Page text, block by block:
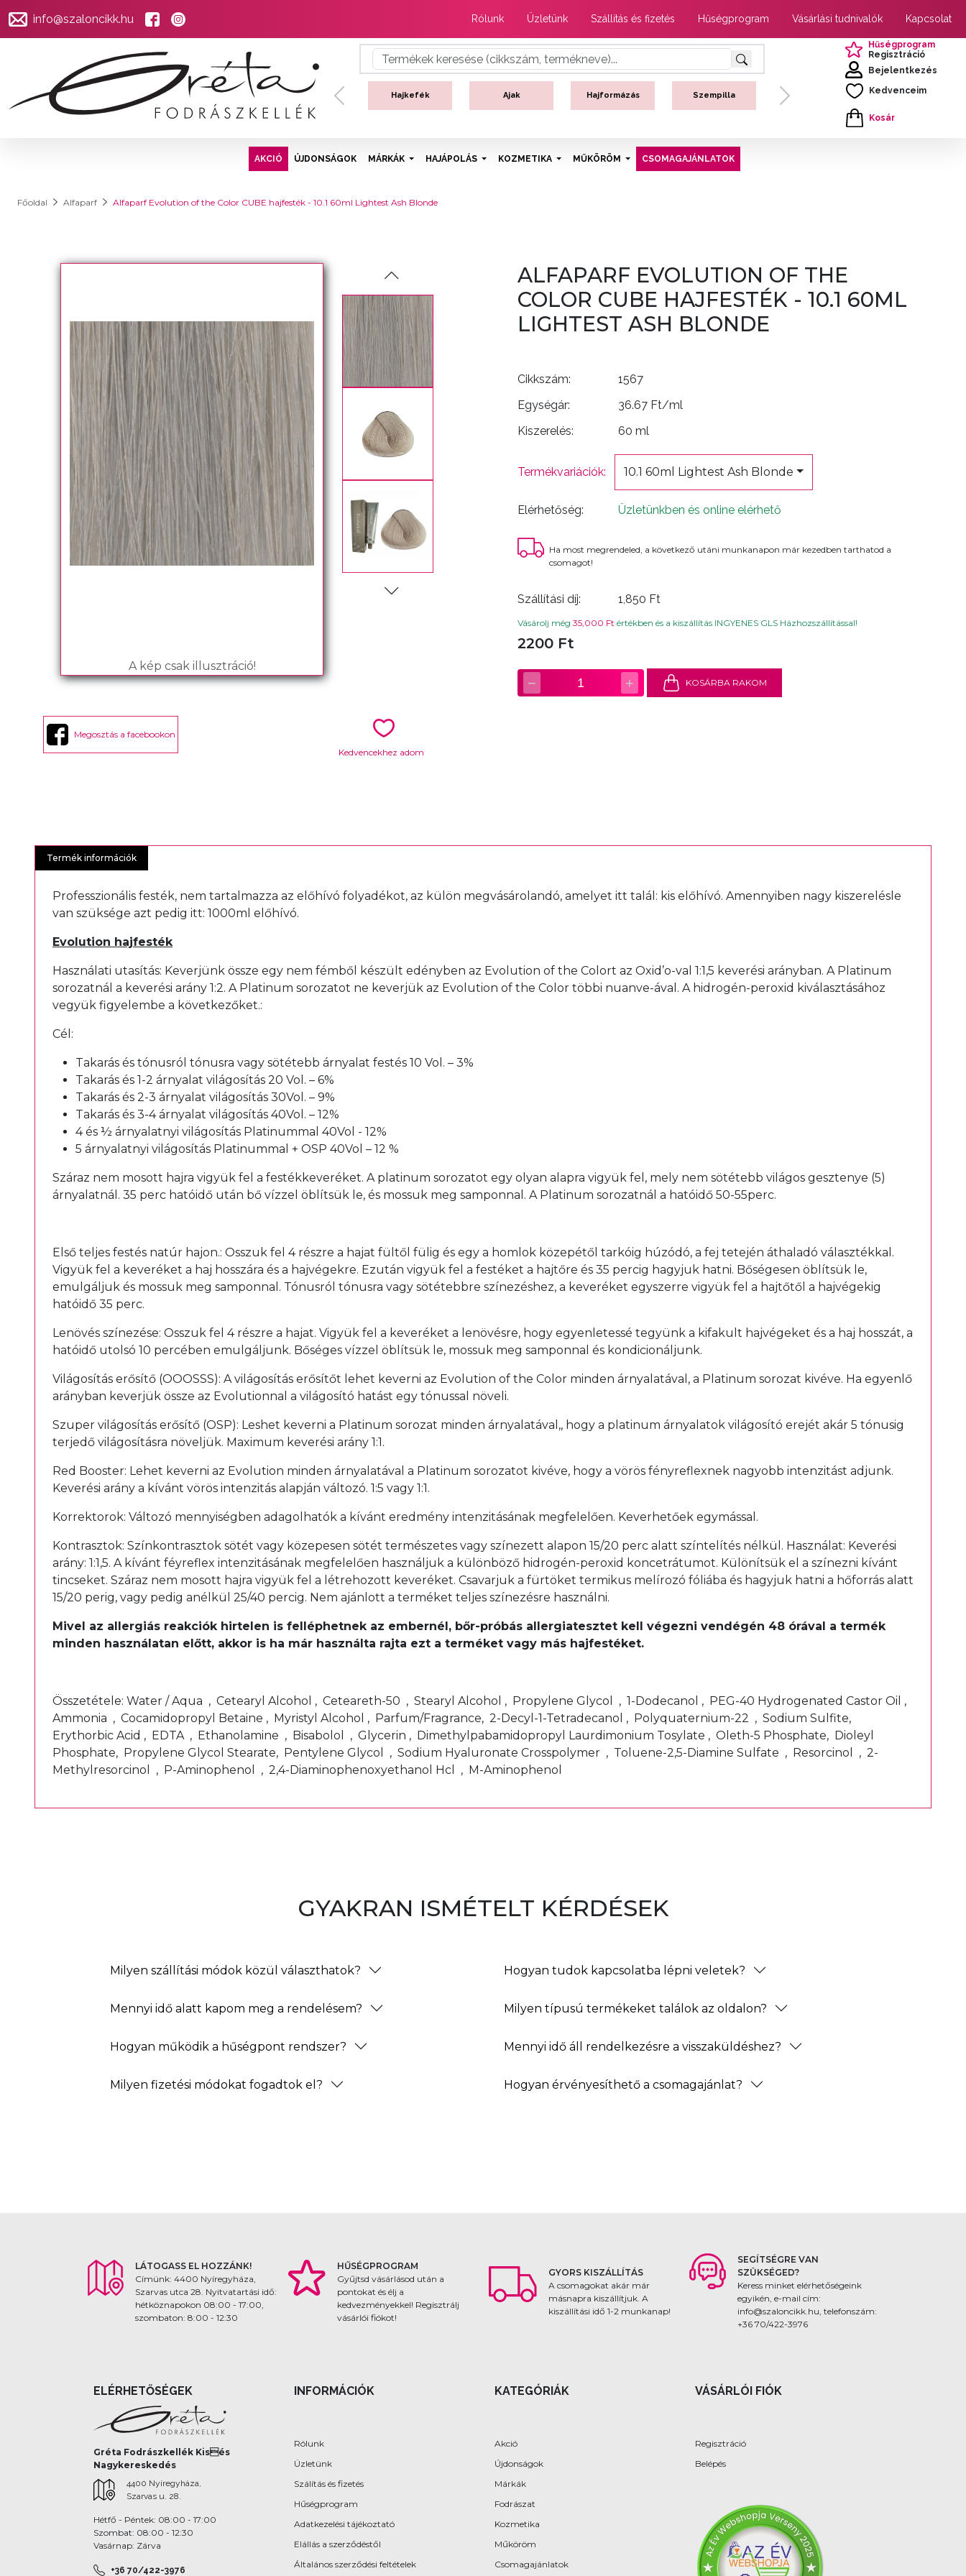
info@szaloncikk.hu Rólunk Üzletünk Szállítás és fizetés Hűségprogram Vásárlási tudnivalók Kapcsolat
Hajkefék Ajak Hajformázás Szempilla
Previous Next
Hűségprogram
Regisztráció
Bejelentkezés
Kedvenceim
Kosár
AKCIÓ ÚJDONSÁGOK MÁRKÁK HAJÁPOLÁS KOZMETIKA MŰKÖRÖM CSOMAGAJÁNLATOK
Főoldal Alfaparf Alfaparf Evolution of the Color CUBE hajfesték - 10.1 60ml Lightest Ash Blonde
A kép csak illusztráció!
Megosztás a facebookon
Kedvencekhez adom
ALFAPARF EVOLUTION OF THE
COLOR CUBE HAJFESTÉK - 10.1 60ML
LIGHTEST ASH BLONDE
Cikkszám:
1567
Egységár:
36.67 Ft/ml
Kiszerelés:
60 ml
Termékvariációk: 10.1 60ml Lightest Ash Blonde
Elérhetőség: Üzletünkben és online elérhető
Ha most megrendeled, a következő utáni munkanapon már kezedben tarthatod a
csomagot!
Szállítási díj: 1,850 Ft
Vásárolj még 35,000 Ft értékben és a kiszállítás INGYENES GLS Házhozszállítással!
2200 Ft
− 1 + KOSÁRBA RAKOM
Termék információk
Professzionális festék, nem tartalmazza az előhívó folyadékot, az külön megvásárolandó, amelyet itt talál: kis előhívó. Amennyiben nagy kiszerelésle
van szüksége azt pedig itt: 1000ml előhívó.
Evolution hajfesték
Használati utasítás: Keverjünk össze egy nem fémből készült edényben az Evolution of the Colort az Oxid’o-val 1:1,5 keverési arányban. A Platinum
sorozatnál a keverési arány 1:2. A Platinum sorozatot ne keverjük az Evolution of the Color többi nuanve-ával. A hidrogén-peroxid kiválasztásához
vegyük figyelembe a következőket.:
Cél:
Takarás és tónusról tónusra vagy sötétebb árnyalat festés 10 Vol. – 3%
Takarás és 1-2 árnyalat világosítás 20 Vol. – 6%
Takarás és 2-3 árnyalat világosítás 30Vol. – 9%
Takarás és 3-4 árnyalat világosítás 40Vol. – 12%
4 és ½ árnyalatnyi világosítás Platinummal 40Vol - 12%
5 árnyalatnyi világosítás Platinummal + OSP 40Vol – 12 %
Száraz nem mosott hajra vigyük fel a festékkeveréket. A platinum sorozatot egy olyan alapra vigyük fel, mely nem sötétebb világos gesztenye (5)
árnyalatnál. 35 perc hatóidő után bő vízzel öblítsük le, és mossuk meg samponnal. A Platinum sorozatnál a hatóidő 50-55perc.
Első teljes festés natúr hajon.: Osszuk fel 4 részre a hajat fültől fülig és egy a homlok közepétől tarkóig húzódó, a fej tetején áthaladó választékkal.
Vigyük fel a keveréket a haj hosszára és a hajvégekre. Ezután vigyük fel a festéket a hajtőre és 35 percig hagyjuk hatni. Bőségesen öblítsük le,
emulgáljuk és mossuk meg samponnal. Tónusról tónusra vagy sötétebbre színezéshez, a keveréket egyszerre vigyük fel a hajtőtől a hajvégekig
hatóidő 35 perc.
Lenövés színezése: Osszuk fel 4 részre a hajat. Vigyük fel a keveréket a lenövésre, hogy egyenletessé tegyünk a kifakult hajvégeket és a haj hosszát, a
hatóidő utolsó 10 percében emulgáljunk. Bőséges vízzel öblítsük le, mossuk meg samponnal és kondicionáljunk.
Világosítás erősítő (OOOSSS): A világosítás erősítőt lehet keverni az Evolution of the Color minden árnyalatával, a Platinum sorozat kivéve. Ha egyenlő
arányban keverjük össze az Evolutionnal a világosító hatást egy tónussal növeli.
Szuper világosítás erősítő (OSP): Leshet keverni a Platinum sorozat minden árnyalatával,, hogy a platinum árnyalatok világosító erejét akár 5 tónusig
terjedő világosításra növeljük. Maximum keverési arány 1:1.
Red Booster: Lehet keverni az Evolution minden árnyalatával a Platinum sorozatot kivéve, hogy a vörös fényreflexnek nagyobb intenzitást adjunk.
Keverési arány a kívánt vörös intenzitás alapján változó. 1:5 vagy 1:1.
Korrektorok: Változó mennyiségben adagolhatók a kívánt eredmény intenzitásának megfelelően. Keverhetőek egymással.
Kontrasztok: Színkontrasztok sötét vagy közepesen sötét természetes vagy színezett alapon 15/20 perc alatt színtelítés nélkül. Használat: Keverési
arány: 1:1,5. A kívánt féyreflex intenzitásának megfelelően használjuk a különböző hidrogén-peroxid koncetrátumot. Különítsük el a színezni kívánt
tincseket. Száraz nem mosott hajra vigyük fel a létrehozott keveréket. Csavarjuk a fürtöket termikus melírozó fóliába és hagyjuk hatni a hőforrás alatt
15/20 perig, vagy pedig anélkül 25/40 percig. Nem ajánlott a terméket teljes színezésre használni.
Mivel az allergiás reakciók hirtelen is felléphetnek az embernél, bőr-próbás allergiatesztet kell végezni vendégén 48 órával a termék
minden használatan előtt, akkor is ha már használta rajta ezt a terméket vagy más hajfestéket.
Összetétele: Water / Aqua , Cetearyl Alcohol , Ceteareth-50 , Stearyl Alcohol , Propylene Glycol , 1-Dodecanol , PEG-40 Hydrogenated Castor Oil ,
Ammonia , Cocamidopropyl Betaine , Myristyl Alcohol , Parfum/Fragrance, 2-Decyl-1-Tetradecanol , Polyquaternium-22 , Sodium Sulfite,
Erythorbic Acid , EDTA , Ethanolamine , Bisabolol , Glycerin , Dimethylpabamidopropyl Laurdimonium Tosylate , Oleth-5 Phosphate, Dioleyl
Phosphate, Propylene Glycol Stearate, Pentylene Glycol , Sodium Hyaluronate Crosspolymer , Toluene-2,5-Diamine Sulfate , Resorcinol , 2-
Methylresorcinol , P-Aminophenol , 2,4-Diaminophenoxyethanol Hcl , M-Aminophenol
GYAKRAN ISMÉTELT KÉRDÉSEK
Milyen szállítási módok közül választhatok?
Mennyi idő alatt kapom meg a rendelésem?
Hogyan működik a hűségpont rendszer?
Milyen fizetési módokat fogadtok el?
Hogyan tudok kapcsolatba lépni veletek?
Milyen típusú termékeket találok az oldalon?
Mennyi idő áll rendelkezésre a visszaküldéshez?
Hogyan érvényesíthető a csomagajánlat?
LÁTOGASS EL HOZZÁNK!
Címünk: 4400 Nyíregyháza,
Szarvas utca 28. Nyitvatartási idő:
hétköznapokon 08:00 - 17:00,
szombaton: 8:00 - 12:30
HŰSÉGPROGRAM
Gyűjtsd vásárlásod után a
pontokat és élj a
kedvezményekkel! Regisztrálj
vásárlói fiókot!
GYORS KISZÁLLÍTÁS
A csomagokat akár már
másnapra kiszállítjuk. A
kiszállítási idő 1-2 munkanap!
SEGÍTSÉGRE VAN
SZÜKSÉGED?
Keress minket elérhetőségeink
egyikén, e-mail cím:
info@szaloncikk.hu, telefonszám:
+36 70/422-3976
ELÉRHETŐSÉGEK
Gréta Fodrászkellék Kisés
Nagykereskedés
4400 Nyíregyháza,
Szarvas u. 28.
Hétfő - Péntek: 08:00 - 17:00
Szombat: 08:00 - 12:30
Vasárnap: Zárva
+36 70/422-3976
INFORMÁCIÓK
Rólunk
Üzletünk
Szálítás és fizetés
Hűségprogram
Adatkezelési tájékoztató
Elállás a szerződéstől
Általános szerződési feltételek
KATEGÓRIÁK
Akció
Újdonságok
Márkák
Fodrászat
Kozmetika
Műköröm
Csomagajánlatok
VÁSÁRLÓI FIÓK
Regisztráció
Belépés